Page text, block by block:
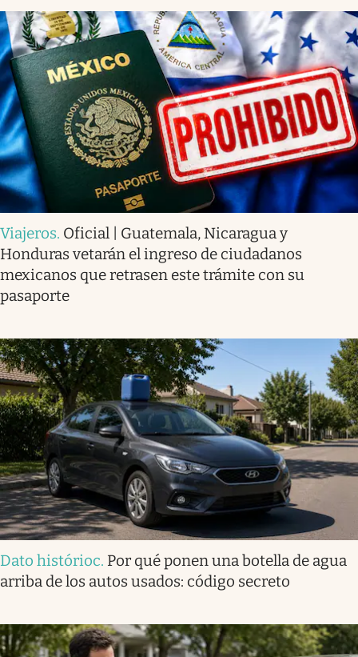
Viajeros. Oficial | Guatemala, Nicaragua y
Honduras vetarán el ingreso de ciudadanos
mexicanos que retrasen este trámite con su
pasaporte
Dato histórioc. Por qué ponen una botella de agua
arriba de los autos usados: código secreto